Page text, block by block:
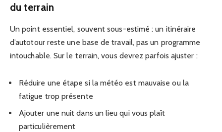
du terrain
Un point essentiel, souvent sous-estimé : un itinéraire
d’autotour reste une base de travail, pas un programme
intouchable. Sur le terrain, vous devrez parfois ajuster :
Réduire une étape si la météo est mauvaise ou la
fatigue trop présente
Ajouter une nuit dans un lieu qui vous plaît
particulièrement